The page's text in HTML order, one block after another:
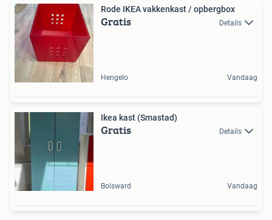
Rode IKEA vakkenkast / opbergbox
Gratis Details
Hengelo Vandaag
Ikea kast (Smastad)
Gratis Details
Bolsward Vandaag